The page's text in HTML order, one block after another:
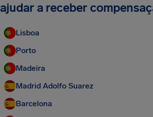
ajudar a receber
Lisboa
Porto
Madeira
Madrid Adolfo Suarez
Barcelona